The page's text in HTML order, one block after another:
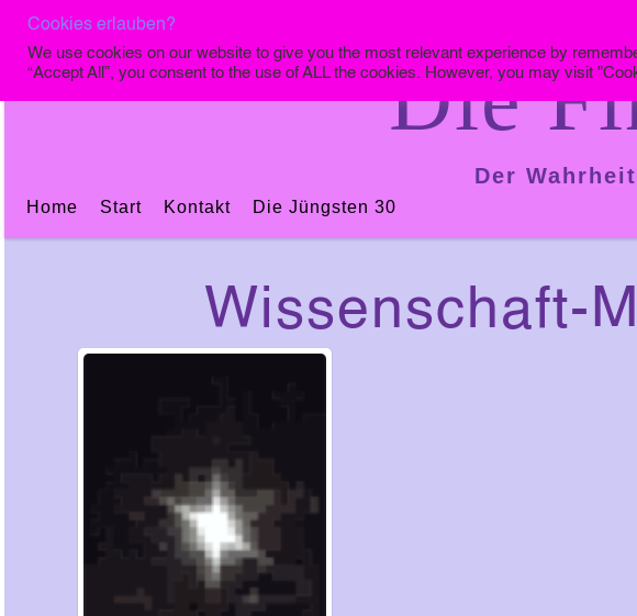
Die
Der
Home Start Kontakt Die Jüngsten 30
Wissenschaft-
Cookies erlauben?
We use cookies on our website to give you the most relevant experience by
“Accept All”, you consent to the use of ALL the cookies. However, you may visit